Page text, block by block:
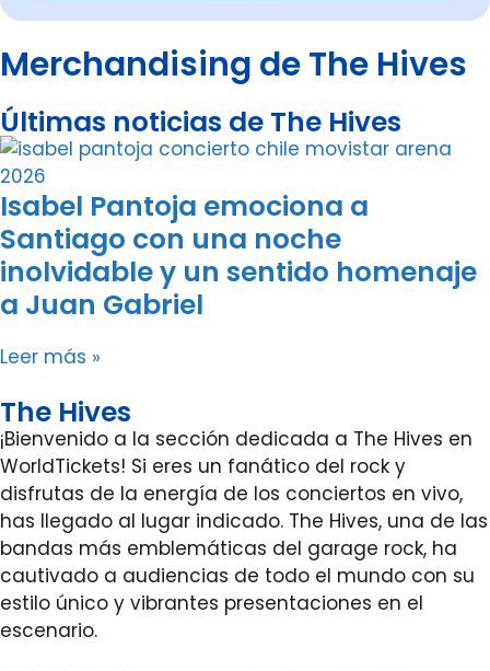
Merchandising de The Hives
Últimas noticias de The Hives
Isabel Pantoja emociona a
Santiago con una noche
inolvidable y un sentido homenaje
a Juan Gabriel
Leer más »
The Hives
¡Bienvenido a la sección dedicada a The Hives en
WorldTickets! Si eres un fanático del rock y
disfrutas de la energía de los conciertos en vivo,
has llegado al lugar indicado. The Hives, una de las
bandas más emblemáticas del garage rock, ha
cautivado a audiencias de todo el mundo con su
estilo único y vibrantes presentaciones en el
escenario.